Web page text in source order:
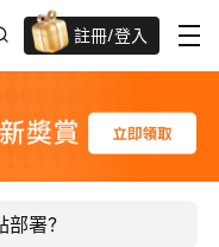
註冊/登入
迎新驚喜賞 股票/BTC等任你揀!
署？